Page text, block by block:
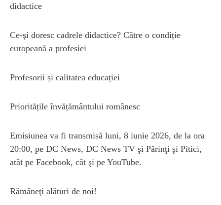
didactice
Ce-și doresc cadrele didactice? Către o condiție
europeană a profesiei
Profesorii și calitatea educației
Prioritățile învățământului românesc
Emisiunea va fi transmisă luni, 8 iunie 2026, de la ora
20:00, pe DC News, DC News TV şi Părinţi şi Pitici,
atât pe Facebook, cât şi pe YouTube.
Rămâneţi alături de noi!